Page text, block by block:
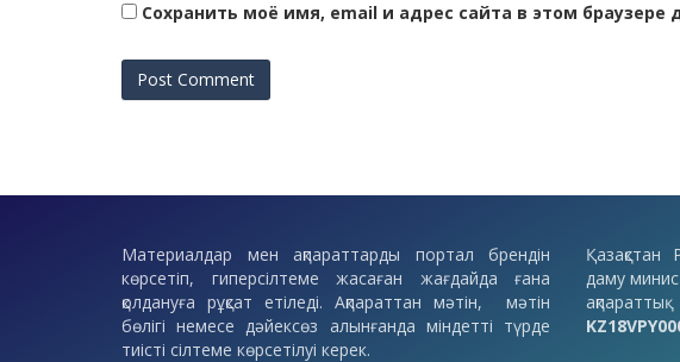
Сохранить моё имя, email и адрес сайта в этом
Материалдар мен ақпараттарды портал брендін
көрсетіп, гиперсілтеме жасаған жағдайда ғана
қолдануға рұқсат етіледі. Ақпараттан мәтін, мәтін
бөлігі немесе дәйексөз алынғанда міндетті түрде
тиісті сілтеме көрсетілуі керек.
Қазақстан
даму